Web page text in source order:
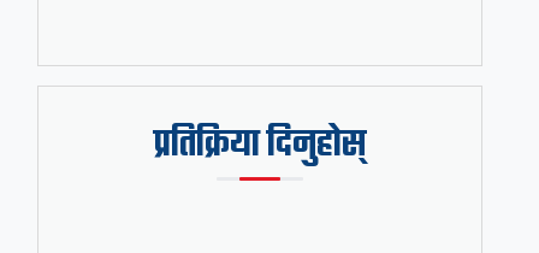
प्रतिक्रिया दिनुहोस्